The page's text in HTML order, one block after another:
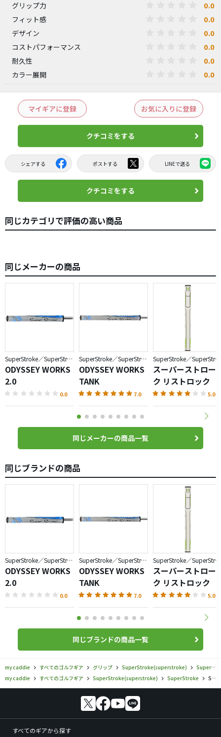
グリップ力 0.0
フィット感 0.0
デザイン 0.0
コストパフォーマンス 0.0
耐久性 0.0
カラー展開 0.0
マイギアに登録 お気に入りに登録
クチコミをする
シェアする ポストする LINEで送る
クチコミをする
同じカテゴリで評価の高い商品
同じメーカーの商品
SuperStroke／SuperStroke
ODYSSEY WORKS
2.0
0.0
SuperStroke／SuperStroke
ODYSSEY WORKS
TANK
7.0
SuperStroke／SuperStroke
スーパーストロー
ク リストロック
5.0
同じメーカーの商品一覧
同じブランドの商品
SuperStroke／SuperStroke
ODYSSEY WORKS
2.0
0.0
SuperStroke／SuperStroke
ODYSSEY WORKS
TANK
7.0
SuperStroke／SuperStroke
スーパーストロー
ク リストロック
5.0
同じブランドの商品一覧
my caddie すべてのゴルフギア グリップ SuperStroke(superstroke)
SuperStroke
my caddie
すべてのゴルフギア SuperStroke(superstroke) SuperStroke SuperStroke／SuperStroke／ODYSSEY WORKS 3.0の口コミ評価
すべてのギアから探す